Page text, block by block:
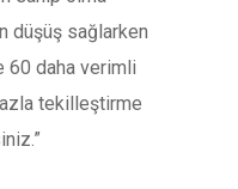
düşüş sağlarken
60 daha verimli
tekilleştirme